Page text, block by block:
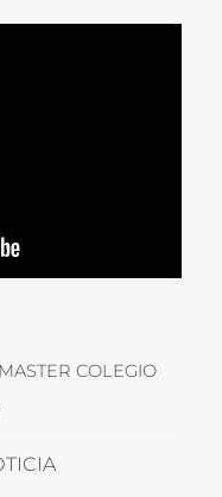
COLEGIO